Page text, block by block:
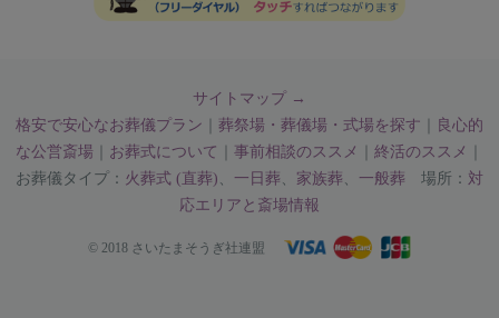
サイトマップ →
格安で安心なお葬儀プラン
葬祭場・葬儀場・式場を探す
良心的
な公営斎場
お葬式について 事前相談のススメ 終活のススメ
お葬儀タイプ： 火葬式 (直葬) 一日葬 家族葬 一般葬 場所： 対
応エリアと斎場情報
© 2018 さいたまそうぎ社連盟